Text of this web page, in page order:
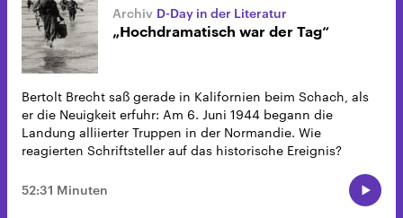
D-Day in der Literatur
„Hochdramatisch war der Tag“
Bertolt Brecht saß gerade in Kalifornien beim Schach, als
er die Neuigkeit erfuhr: Am 6. Juni 1944 begann die
Landung alliierter Truppen in der Normandie. Wie
reagierten Schriftsteller auf das historische Ereignis?
52:31 Minuten